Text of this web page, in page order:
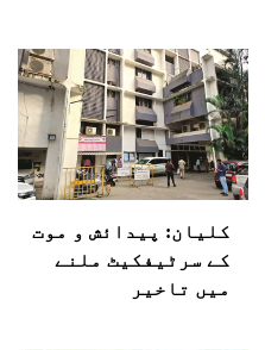
کلیان: پیدائش و موت
کے سرٹیفکیٹ ملنے
میں تاخیر